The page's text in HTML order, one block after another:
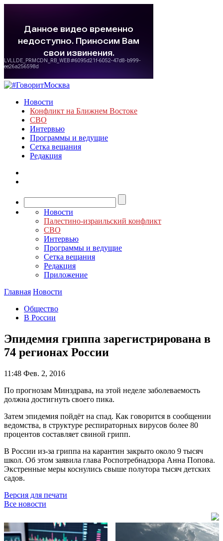
Новости
Конфликт на Ближнем Востоке
СВО
Интервью
Программы и ведущие
Сетка вещания
Редакция
Новости
Палестино-израильский конфликт
СВО
Интервью
Программы и ведущие
Сетка вещания
Редакция
Приложение
Главная Новости
Общество
В России
Эпидемия гриппа зарегистрирована в
74 регионах России
11:48 Фев. 2, 2016
По прогнозам Минздрава, на этой неделе заболеваемость
должна достигнуть своего пика.
Затем эпидемия пойдёт на спад. Как говорится в сообщении
ведомства, в структуре респираторных вирусов более 80
процентов составляет свиной грипп.
В России из-за гриппа на карантин закрыто около 9 тысяч
школ. Об этом заявила глава Роспотребнадзора Анна Попова.
Экстренные меры коснулись свыше полутора тысяч детских
садов.
Версия для печати
Все новости